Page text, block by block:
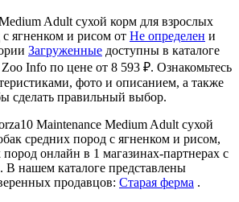
Adult сухой корм для взрослых
ягненком и рисом от Не определен и
Загруженные доступны в каталоге
Zoo Info по цене от 8 593 ₽. Ознакомьтесь
фото и описанием, а также
сделать правильный выбор.
Maintenance Medium Adult сухой
средних пород с ягненком и рисом,
пород онлайн в 1 магазинах-партнерах с
В нашем каталоге представлены
продавцов: Старая ферма .